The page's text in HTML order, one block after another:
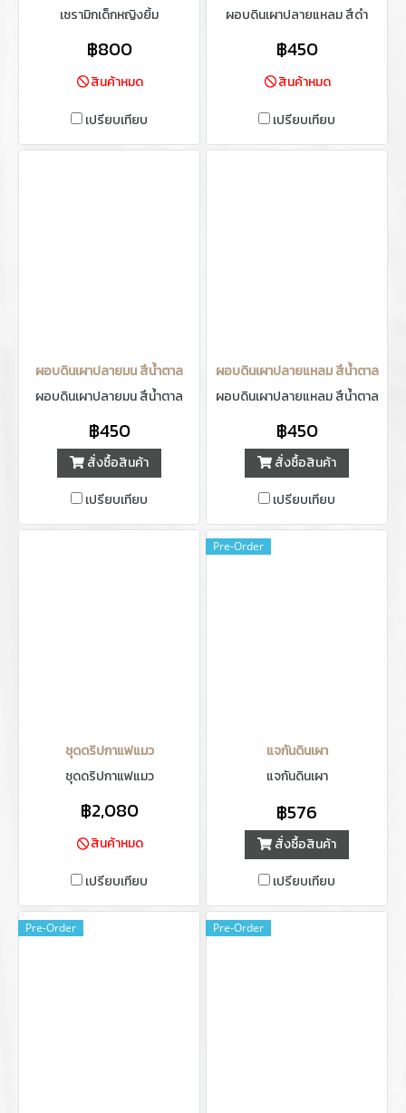
เซรามิกเด็กหญิงยิ้ม
฿800
สินค้าหมด
เปรียบเทียบ
ผอบดินเผาปลายแหลม สึดำ
฿450
สินค้าหมด
เปรียบเทียบ
ผอบดินเผาปลายมน สึน้ำตาล
ผอบดินเผาปลายมน สึน้ำตาล
฿450
สั่งซื้อสินค้า
เปรียบเทียบ
ผอบดินเผาปลายแหลม สึน้ำตาล
ผอบดินเผาปลายแหลม สึน้ำตาล
฿450
สั่งซื้อสินค้า
เปรียบเทียบ
ชุดดริปกาแฟแมว
ชุดดริปกาแฟแมว
฿2,080
สินค้าหมด
เปรียบเทียบ
Pre-Order
แจกันดินเผา
แจกันดินเผา
฿576
สั่งซื้อสินค้า
เปรียบเทียบ
Pre-Order Pre-Order